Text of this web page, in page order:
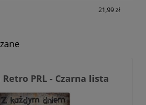
21,99 zł
PRL - Czarna lista